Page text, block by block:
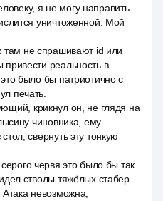
я не могу направить
уничтоженной. Мой
там не спрашивают id или
реальность в
было бы патриотично с
печать.
крикнул он, не глядя на
чиновника, ему
свернуть эту тонкую
червя это было бы так
стволы тяжёлых стабер.
невозможна,